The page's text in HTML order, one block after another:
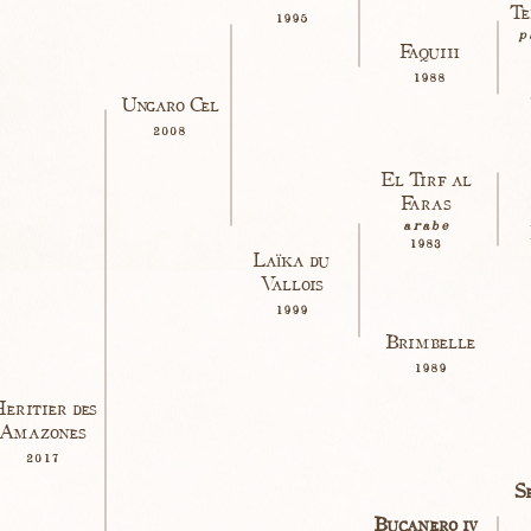
1995
Faquih
1988
Ungaro Cel
2008
El Tirf al
Faras
arabe
1983
Laïka du
Vallois
1999
Brimbelle
1989
des
Amazones
2017
Bucanero iv